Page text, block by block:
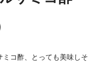
コ酢、とっても美味しそ